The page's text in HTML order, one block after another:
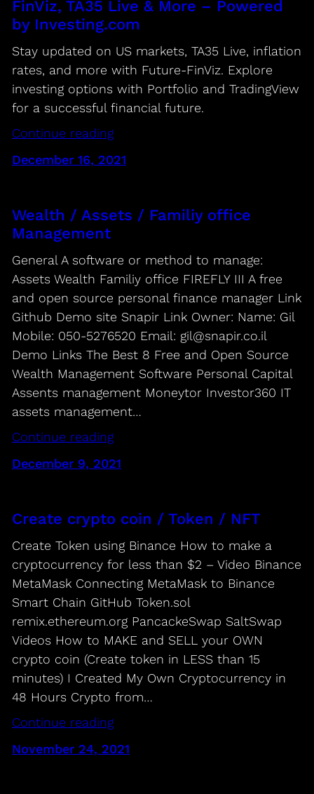
FinViz, TA35 Live & More – Powered
by Investing.com
Stay updated on US markets, TA35 Live, inflation
rates, and more with Future-FinViz. Explore
investing options with Portfolio and TradingView
for a successful financial future.
Continue reading
December 16, 2021
Wealth / Assets / Familiy office
Management
General A software or method to manage:
Assets Wealth Familiy office FIREFLY III A free
and open source personal finance manager Link
Github Demo site Snapir Link Owner: Name: Gil
Mobile: 050-5276520 Email: gil@snapir.co.il
Demo Links The Best 8 Free and Open Source
Wealth Management Software Personal Capital
Assents management Moneytor Investor360 IT
assets management…
Continue reading
December 9, 2021
Create crypto coin / Token / NFT
Create Token using Binance How to make a
cryptocurrency for less than $2 – Video Binance
MetaMask Connecting MetaMask to Binance
Smart Chain GitHub Token.sol
remix.ethereum.org PancackeSwap SaltSwap
Videos How to MAKE and SELL your OWN
crypto coin (Create token in LESS than 15
minutes) I Created My Own Cryptocurrency in
48 Hours Crypto from…
Continue reading
November 24, 2021